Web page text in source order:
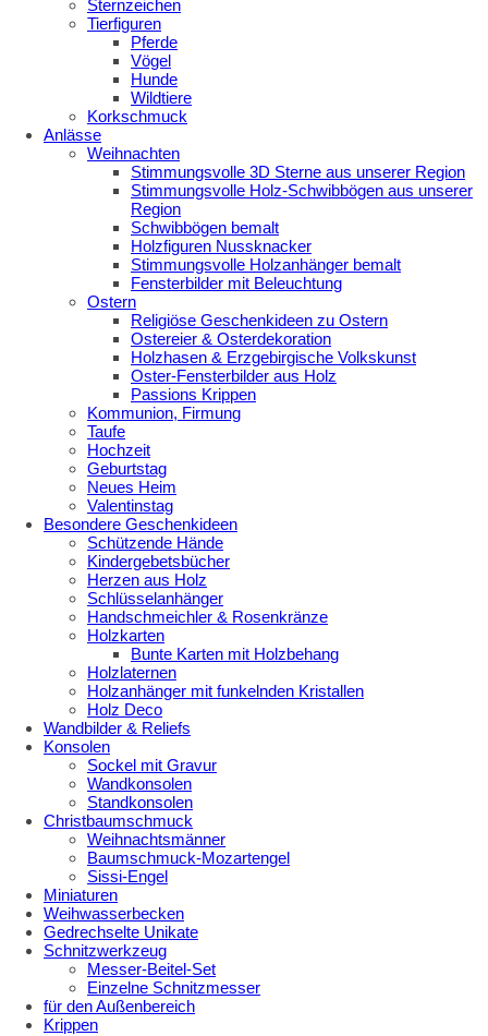
Sternzeichen
Tierfiguren
Pferde
Vögel
Hunde
Wildtiere
Korkschmuck
Anlässe
Weihnachten
Stimmungsvolle 3D Sterne aus unserer Region
Stimmungsvolle Holz-Schwibbögen aus unserer
Region
Schwibbögen bemalt
Holzfiguren Nussknacker
Stimmungsvolle Holzanhänger bemalt
Fensterbilder mit Beleuchtung
Ostern
Religiöse Geschenkideen zu Ostern
Ostereier & Osterdekoration
Holzhasen & Erzgebirgische Volkskunst
Oster-Fensterbilder aus Holz
Passions Krippen
Kommunion, Firmung
Taufe
Hochzeit
Geburtstag
Neues Heim
Valentinstag
Besondere Geschenkideen
Schützende Hände
Kindergebetsbücher
Herzen aus Holz
Schlüsselanhänger
Handschmeichler & Rosenkränze
Holzkarten
Bunte Karten mit Holzbehang
Holzlaternen
Holzanhänger mit funkelnden Kristallen
Holz Deco
Wandbilder & Reliefs
Konsolen
Sockel mit Gravur
Wandkonsolen
Standkonsolen
Christbaumschmuck
Weihnachtsmänner
Baumschmuck-Mozartengel
Sissi-Engel
Miniaturen
Weihwasserbecken
Gedrechselte Unikate
Schnitzwerkzeug
Messer-Beitel-Set
Einzelne Schnitzmesser
für den Außenbereich
Krippen